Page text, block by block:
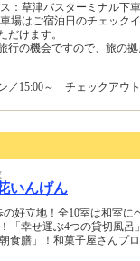
：草津バスターミナル下
場はご宿泊日のチェック
だけます。
行の機会ですので、旅の
／15:00～ チェックアウ
いんげん
の好立地！全10室は和室に
「幸せ運ぶ4つの貸切風呂
食膳」！和菓子屋さんプ